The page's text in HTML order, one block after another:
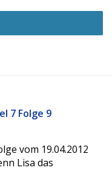
7 Folge 9
vom 19.04.2012
Lisa das